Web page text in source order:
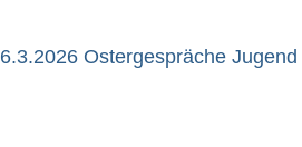
6.3.2026 Ostergespräche Jugend